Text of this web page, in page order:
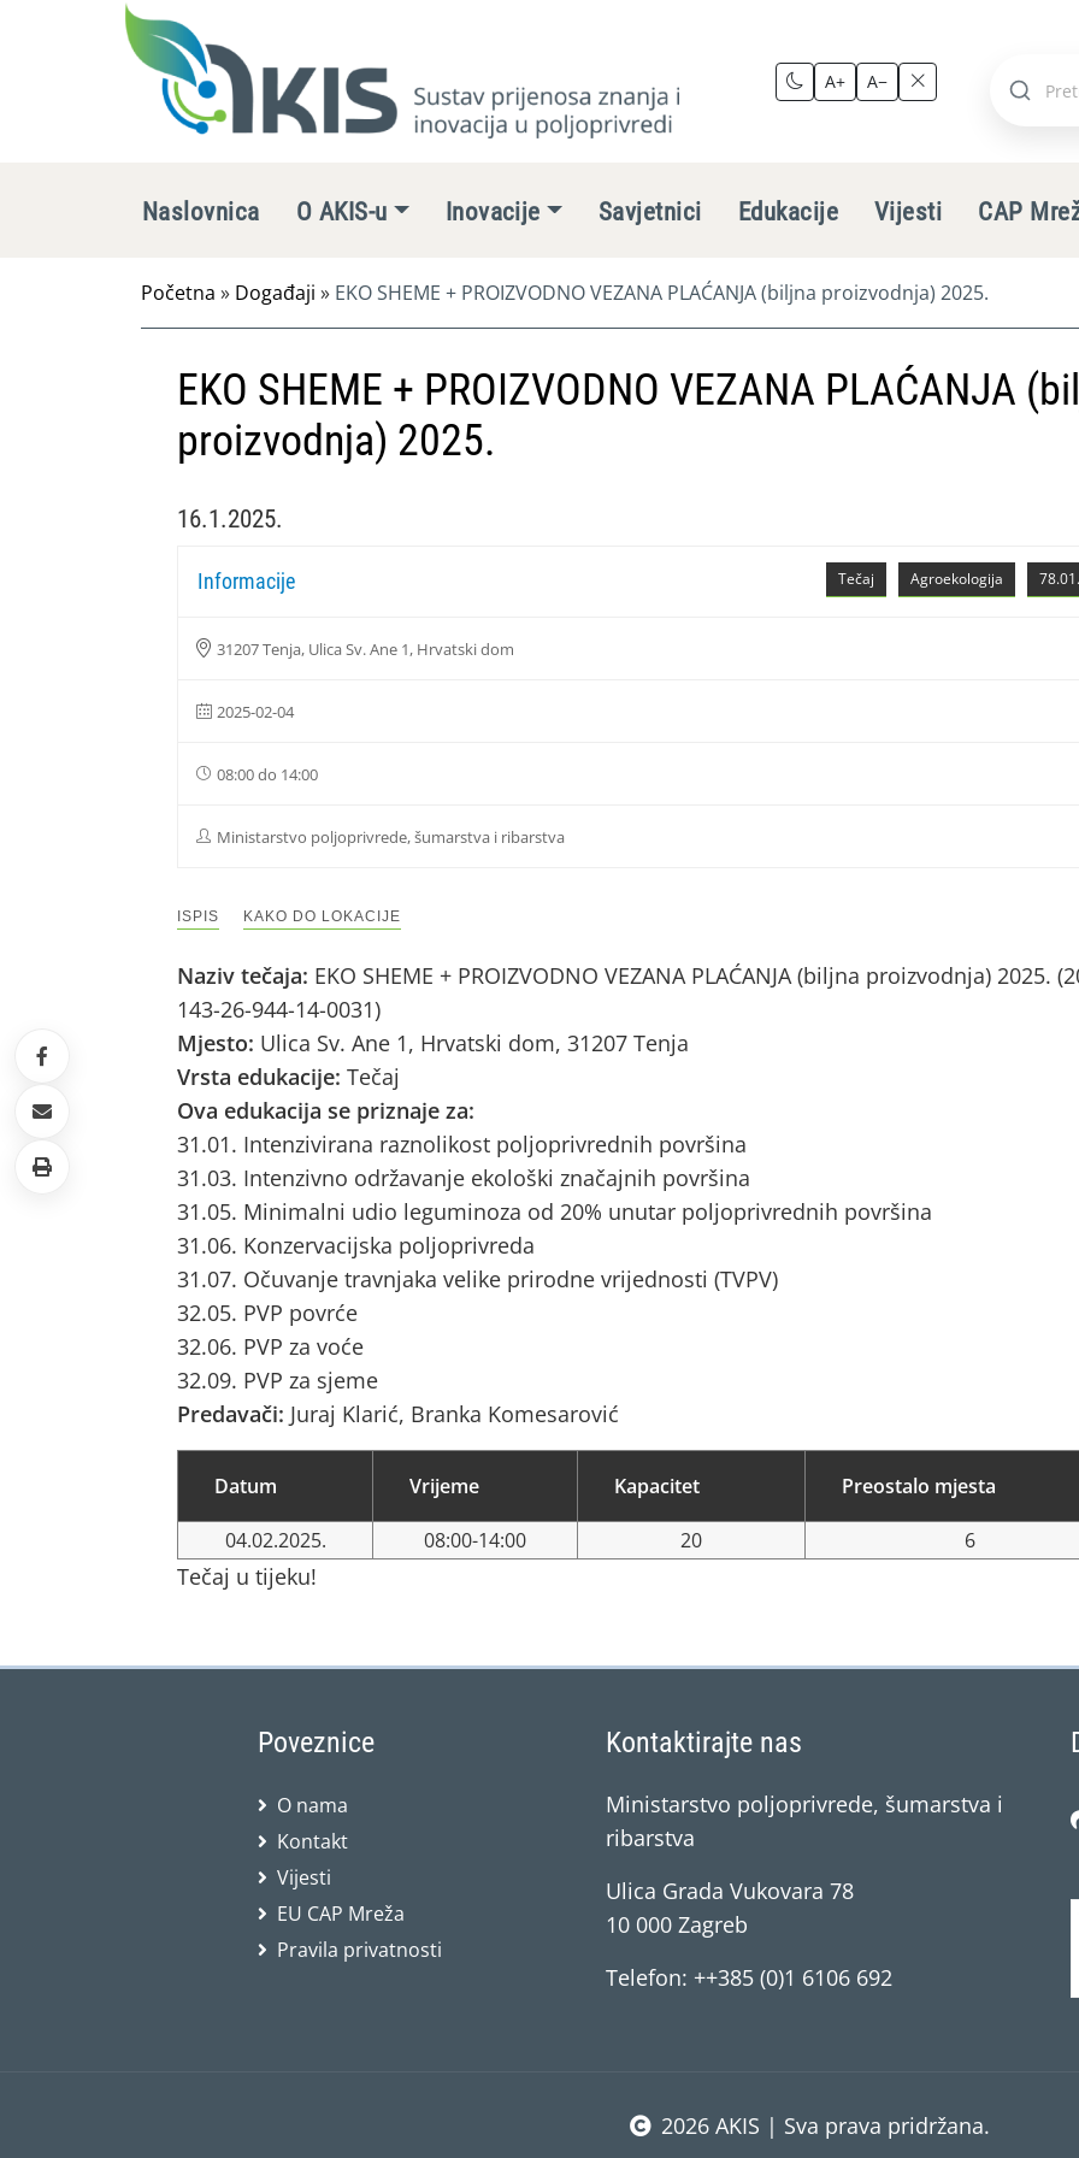
A+ A−
Pretraži
Naslovnica O AKIS-u Inovacije Savjetnici Edukacije Vijesti CAP
Početna » Događaji » EKO SHEME + PROIZVODNO VEZANA PLAĆANJA (biljna proizvodnja) 2025.
EKO SHEME + PROIZVODNO VEZANA PLAĆANJA
proizvodnja) 2025.
16.1.2025.
Agroekologija
Tečaj
Informacije
31207 Tenja, Ulica Sv. Ane 1, Hrvatski dom
2025-02-04
08:00 do 14:00
Ministarstvo poljoprivrede, šumarstva i ribarstva
ISPIS KAKO DO LOKACIJE
Naziv tečaja: EKO SHEME + PROIZVODNO VEZANA PLAĆANJA (biljna proizvodnja) 2025.
143-26-944-14-0031)
Mjesto: Ulica Sv. Ane 1, Hrvatski dom, 31207 Tenja
Vrsta edukacije: Tečaj
Ova edukacija se priznaje za:
31.01. Intenzivirana raznolikost poljoprivrednih površina
31.03. Intenzivno održavanje ekološki značajnih površina
31.05. Minimalni udio leguminoza od 20% unutar poljoprivrednih površina
31.06. Konzervacijska poljoprivreda
31.07. Očuvanje travnjaka velike prirodne vrijednosti (TVPV)
32.05. PVP povrće
32.06. PVP za voće
32.09. PVP za sjeme
Predavači: Juraj Klarić, Branka Komesarović
Datum Vrijeme Kapacitet Preostalo mjesta
04.02.2025. 08:00-14:00 20 6
Tečaj u tijeku!
Poveznice
O nama
Kontakt
Vijesti
EU CAP Mreža
Pravila privatnosti
Kontaktirajte nas
Ministarstvo poljoprivrede, šumarstva i
ribarstva
Ulica Grada Vukovara 78
10 000 Zagreb
Telefon: ++385 (0)1 6106 692
2026 AKIS | Sva prava pridržana.